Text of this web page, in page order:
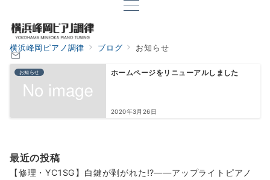
横浜峰岡ピアノ調律 ブログ お知らせ
お知らせ ホームページをリニューアルしました
2020年3月26日
最近の投稿
【修理・YC1SG】白鍵が剥がれた⁉——アップライトピアノ